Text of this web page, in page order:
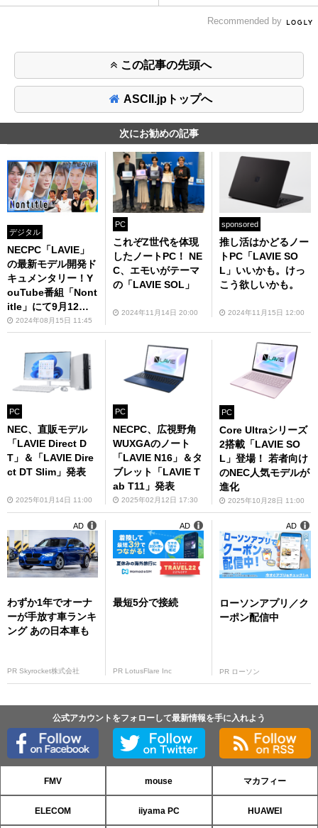
Recommended by
この記事の先頭へ
ASCII.jpトップへ
次にお勧めの記事
デジタル
NECPC「LAVIE」
の最新モデル開発ド
キュメンタリー！Y
ouTube番組「Nont
itle」にて9月12日
放送開始
2024年08月15日 11:45
PC
これぞZ世代を体現
したノートPC！ NE
C、エモいがテーマ
の「LAVIE SOL」
2024年11月14日 20:00
sponsored
推し活はかどるノー
トPC「LAVIE SO
L」いいかも。けっ
こう欲しいかも。
2024年11月15日 12:00
PC
NEC、直販モデル
「LAVIE Direct D
T」＆「LAVIE Dire
ct DT Slim」発表
2025年01月14日 11:00
PC
NECPC、広視野角
WUXGAのノート
「LAVIE N16」＆タ
ブレット「LAVIE T
ab T11」発表
2025年02月12日 17:30
PC
Core Ultraシリーズ
2搭載「LAVIE SO
L」登場！ 若者向け
のNEC人気モデルが
進化
2025年10月28日 11:00
わずか1年でオーナ
ーが手放す車ランキ
ング あの日本車も
PR Skyrocket株式会社
AD
最短5分で接続
PR LotusFlare Inc
AD
ローソンアプリ／ク
ーポン配信中
PR ローソン
AD
公式アカウントをフォローして最新情報を手に入れよう
FMV mouse マカフィー
ELECOM iiyama PC HUAWEI